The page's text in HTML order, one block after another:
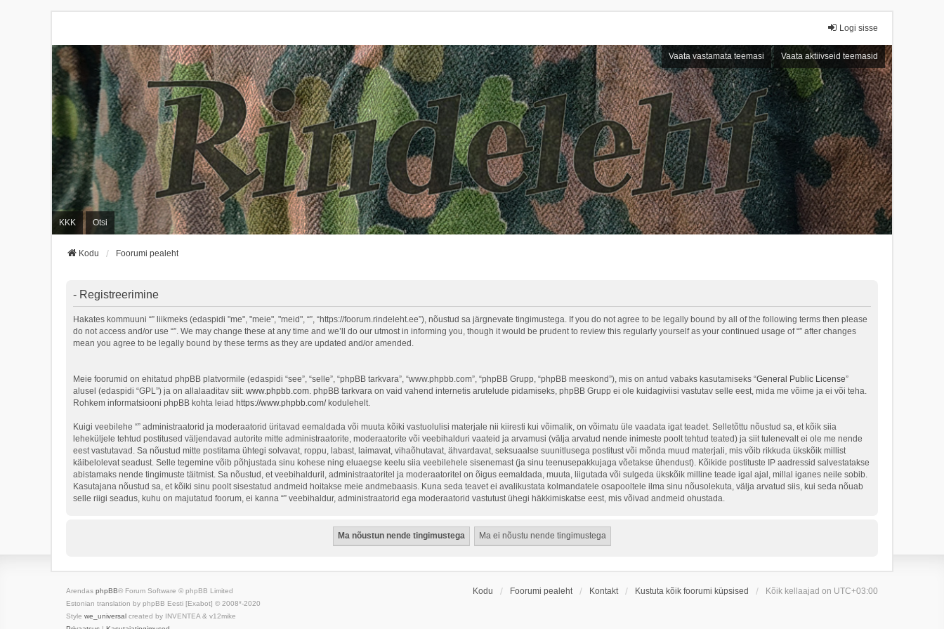
Logi sisse
Vaata vastamata teemasi Vaata aktiivseid teemasid
KKK Otsi
Kodu Foorumi pealeht
- Registreerimine
Hakates kommuuni “” liikmeks (edaspidi "me", "meie", "meid", “”, “https://foorum.rindeleht.ee”), nõustud sa järgnevate tingimustega. If you do not agree to be legally bound by all of the following terms then please
do not access and/or use “”. We may change these at any time and we’ll do our utmost in informing you, though it would be prudent to review this regularly yourself as your continued usage of “” after changes
mean you agree to be legally bound by these terms as they are updated and/or amended.
Meie foorumid on ehitatud phpBB platvormile (edaspidi “see”, “selle”, “phpBB tarkvara”, “www.phpbb.com”, “phpBB Grupp, “phpBB meeskond”), mis on antud vabaks kasutamiseks “General Public License”
alusel (edaspidi “GPL”) ja on allalaaditav siit: www.phpbb.com. phpBB tarkvara on vaid vahend internetis arutelude pidamiseks, phpBB Grupp ei ole kuidagiviisi vastutav selle eest, mida me võime ja ei või teha.
Rohkem informatsiooni phpBB kohta leiad https://www.phpbb.com/kodulehelt.
Kuigi veebilehe “” administraatorid ja moderaatorid üritavad eemaldada või muuta kõiki vastuolulisi materjale nii kiiresti kui võimalik, on võimatu üle vaadata igat teadet. Selletõttu nõustud sa, et kõik siia
leheküljele tehtud postitused väljendavad autorite mitte administraatorite, moderaatorite või veebihalduri vaateid ja arvamusi (välja arvatud nende inimeste poolt tehtud teated) ja siit tulenevalt ei ole me nende
eest vastutavad. Sa nõustud mitte postitama ühtegi solvavat, roppu, labast, laimavat, vihaõhutavat, ähvardavat, seksuaalse suunitlusega postitust või mõnda muud materjali, mis võib rikkuda ükskõik millist
käibelolevat seadust. Selle tegemine võib põhjustada sinu kohese ning eluaegse keelu siia veebilehele sisenemast (ja sinu teenusepakkujaga võetakse ühendust). Kõikide postituste IP aadressid salvestatakse
abistamaks nende tingimuste täitmist. Sa nõustud, et veebihalduril, administraatoritel ja moderaatoritel on õigus eemaldada, muuta, liigutada või sulgeda ükskõik milline teade igal ajal, millal iganes neile sobib.
Kasutajana nõustud sa, et kõiki sinu poolt sisestatud andmeid hoitakse meie andmebaasis. Kuna seda teavet ei avalikustata kolmandatele osapooltele ilma sinu nõusolekuta, välja arvatud siis, kui seda nõuab
selle riigi seadus, kuhu on majutatud foorum, ei kanna “” veebihaldur, administraatorid ega moderaatorid vastutust ühegi häkkimiskatse eest, mis võivad andmeid ohustada.
Kodu Foorumi pealeht Kontakt Kustuta kõik foorumi küpsised Kõik kellaajad on UTC+03:00
Arendas phpBB® Forum Software © phpBB Limited
Estonian translation by phpBB Eesti [Exabot] © 2008*-2020
Style we_universal created by INVENTEA & v12mike